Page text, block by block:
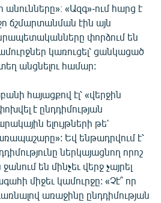
«Ազգ»-ում հարց է
ճշմարտանման էին այն
փորձում են
կառուցել՝ ցանկացած
անցնելու համար:
հայացքով էլ՝ «վերջին
է ընդդիմության
ելույթների թե'
Եվ ենթադրվում է՝
ներկայացնող որոշ
են մինչեւ վերջ չայրել
միջեւ կամուրջը: «Չէ՞ որ
առաջինը ընդդիմության